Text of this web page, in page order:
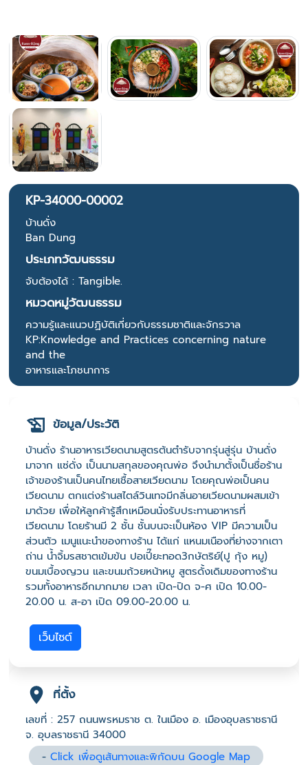
KP-34000-00002
บ้านดั่ง
Ban Dung
ประเภทวัฒนธรรม
จับต้องได้ : Tangible.
หมวดหมู่วัฒนธรรม
ความรู้และแนวปฏิบัติเกี่ยวกับธรรมชาติและจักรวาล
KP:Knowledge and Practices concerning nature
and the
อาหารและโภชนาการ
ข้อมูล/ประวัติ
บ้านดั่ง ร้านอาหารเวียดนามสูตรต้นตำรับจากรุ่นสู่รุ่น บ้านดั่ง
มาจาก แซ่ดั่ง เป็นนามสกุลของคุณพ่อ จึงนำมาตั้งเป็นชื่อร้าน
เจ้าของร้านเป็นคนไทยเชื้อสายเวียดนาม โดยคุณพ่อเป็นคน
เวียดนาม ตกแต่งร้านสไตล์วินเทจมีกลิ่นอายเวียดนามผสมเข้า
มาด้วย เพื่อให้ลูกค้ารู้สึกเหมือนนั่งรับประทานอาหารที่
เวียดนาม โดยร้านมี 2 ชั้น ชั้นบนจะเป็นห้อง VIP มีความเป็น
ส่วนตัว เมนูแนะนำของทางร้าน ได้แก่ แหนมเนืองที่ย่างจากเตา
ถ่าน น้ำจิ้มรสชาตเข้มข้น ปอเปี๊ยะทอด3กษัตริย์(ปู กุ้ง หมู)
ขนมเบื้องญวน และขนมถ้วยหน้าหมู สูตรดั้งเดิมของทางร้าน
รวมทั้งอาหารอีกมากมาย เวลา เปิด-ปิด จ-ศ เปิด 10.00-
20.00 น. ส-อา เปิด 09.00-20.00 น.
เว็บไซต์
ที่ตั้ง
เลขที่ : 257 ถนนพรหมราช ต. ในเมือง อ. เมืองอุบลราชธานี
จ. อุบลราชธานี 34000
-Click เพื่อดูเส้นทางและพิกัดบน Google Map